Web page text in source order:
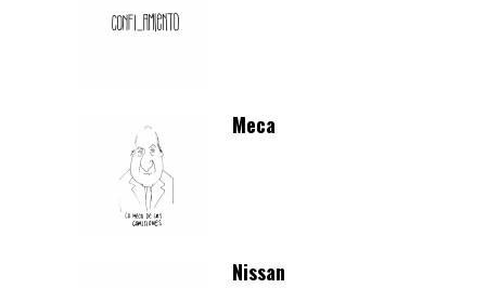
Meca
Nissan